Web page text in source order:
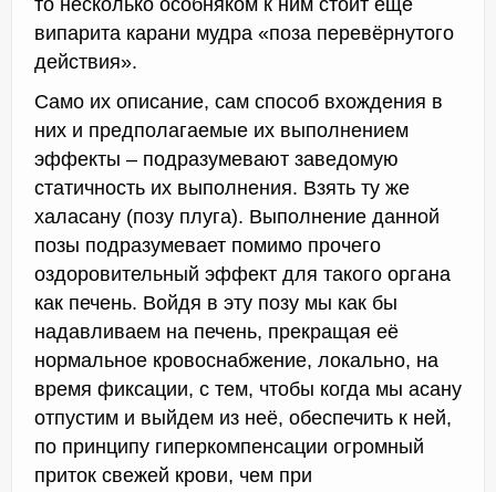
то несколько особняком к ним стоит ещё
випарита карани мудра «поза перевёрнутого
действия».
Само их описание, сам способ вхождения в
них и предполагаемые их выполнением
эффекты – подразумевают заведомую
статичность их выполнения. Взять ту же
халасану (позу плуга). Выполнение данной
позы подразумевает помимо прочего
оздоровительный эффект для такого органа
как печень. Войдя в эту позу мы как бы
надавливаем на печень, прекращая её
нормальное кровоснабжение, локально, на
время фиксации, с тем, чтобы когда мы асану
отпустим и выйдем из неё, обеспечить к ней,
по принципу гиперкомпенсации огромный
приток свежей крови, чем при